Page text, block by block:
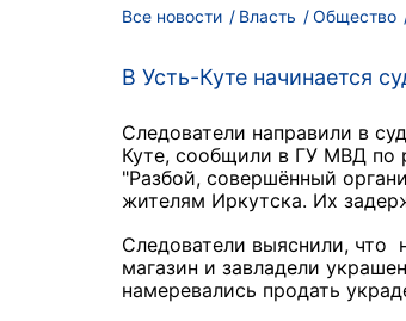
Все новости Власть Общество
В Усть-Куте начинается
Следователи направили в
Куте, сообщили в ГУ МВД по
"Разбой, совершённый
жителям Иркутска. Их
Следователи выяснили,
магазин и завладели
намеревались продать